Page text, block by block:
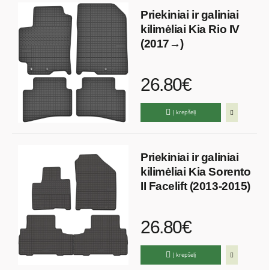
Priekiniai ir galiniai
kilimėliai Kia Rio IV
(2017→)
26.80€
Į krepšelį
Priekiniai ir galiniai
kilimėliai Kia Sorento
II Facelift (2013-2015)
26.80€
Į krepšelį